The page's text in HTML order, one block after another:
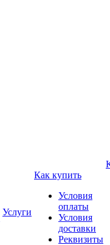
Услуги
Как купить
Условия
оплаты
Условия
доставки
Реквизиты